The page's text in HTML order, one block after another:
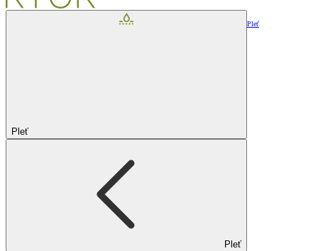
Pleť
Pleť
Pleť